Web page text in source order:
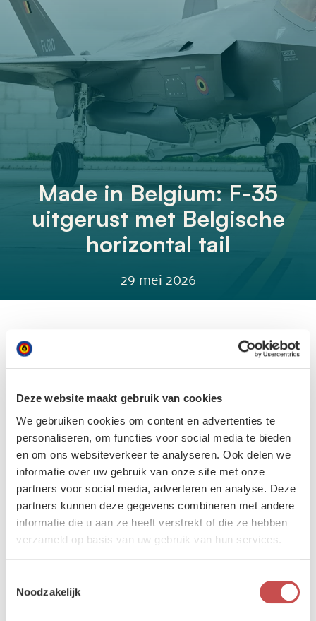
Deze website maakt gebruik van cookies
We gebruiken cookies om content en advertenties te
personaliseren, om functies voor social media te bieden
en om ons websiteverkeer te analyseren. Ook delen we
informatie over uw gebruik van onze site met onze
partners voor social media, adverteren en analyse. Deze
partners kunnen deze gegevens combineren met andere
informatie die u aan ze heeft verstrekt of die ze hebben
verzameld op basis van uw gebruik van hun services.
Noodzakelijk
Made in Belgium: F-35
uitgerust met Belgische
horizontal tail
29 mei 2026
Een deel van de F 35-vloot zal met een horizontaal staartvlak van
Belgische makelij worden uitgerust. Dit onderdeel zal worden
ontwikkeld binnen de joint venture BeLightning: Asco en Sabca
België zal daarmee een essentieel onderdeel voor de stabiliteit en
controle van het toestel leveren.
De horizontal tail bevindt zich achteraan het toestel, dicht bij de
motor, en wordt blootgesteld aan zware belastingen. Het geheel
bestaat uit twee beweegbare stabilisatoren die zorgen voor de
evenwichtige vlucht en de reactie op stuurbewegingen.
“Vanuit operationeel oogpunt zijn de horizontale stabilisatoren
onmisbaar voor het gebruik en de besturing van het vliegtuig”, legt
gevechtsvliegtuig noch stabiel, noch wendbaar.”